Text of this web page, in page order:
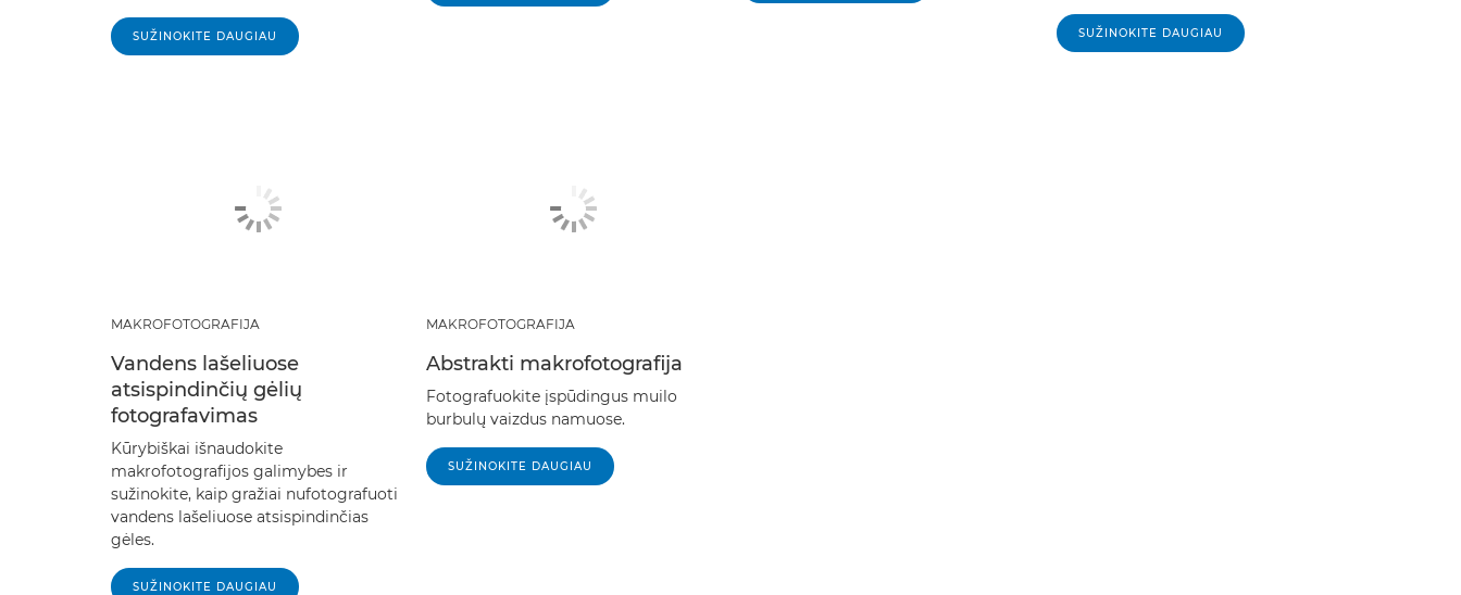
SUŽINOKITE DAUGIAU SUŽINOKITE DAUGIAU
MAKROFOTOGRAFIJA
Vandens lašeliuose
atsispindinčių gėlių
fotografavimas
Kūrybiškai išnaudokite
makrofotografijos galimybes ir
sužinokite, kaip gražiai nufotografuoti
vandens lašeliuose atsispindinčias
gėles.
SUŽINOKITE DAUGIAU
MAKROFOTOGRAFIJA
Abstrakti makrofotografija
Fotografuokite įspūdingus muilo
burbulų vaizdus namuose.
SUŽINOKITE DAUGIAU